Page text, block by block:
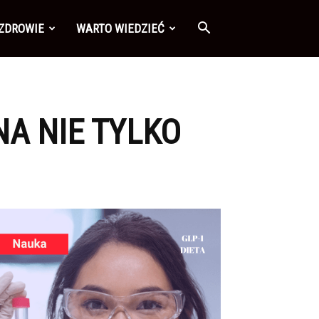
WARTO WIEDZIEĆ
NIE TYLKO